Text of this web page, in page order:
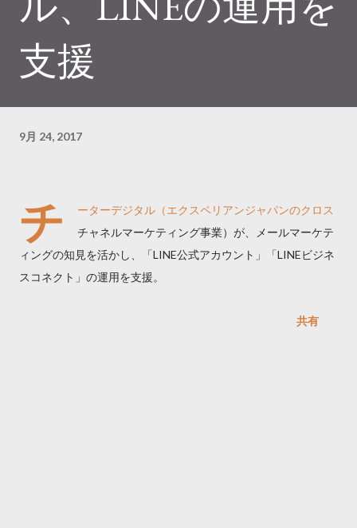
支援
9月 24, 2017
チ
ーターデジタル（エクスペリアンジャパンのクロス
チャネルマーケティング事業）が、メールマーケテ
ィングの知見を活かし、「LINE公式アカウント」「LINEビジネ
スコネクト」の運用を支援。
共有